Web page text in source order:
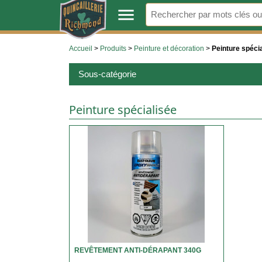
. menu
Accueil > Produits > Peinture et décoration > Peinture
Sous-catégorie
Peinture spécialisée
REVÊTEMENT ANTI-DÉRAPANT 340G